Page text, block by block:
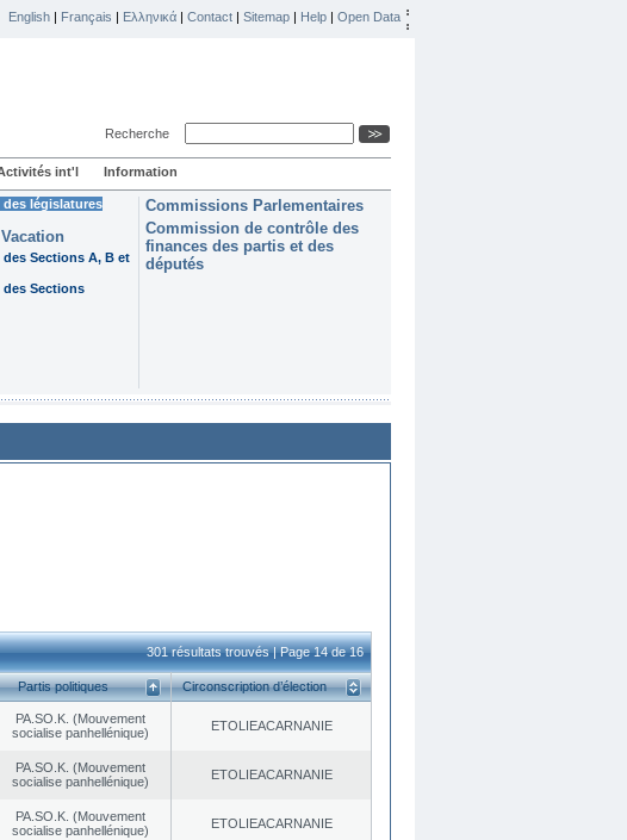
English | Français | Ελληνικά | Contact | Sitemap | Help | Open Data
Recherche
int'l Information
législatures
Sections A, B et
Sections
Commissions Parlementaires
Commission de contrôle des
finances des partis et des
députés
301 résultats trouvés | Page 14 de 16
Partis politiques Circonscription d’élection
PA.SO.K. (Mouvement
socialise panhellénique)
EΤOLIEACARNANIE
PA.SO.K. (Mouvement
socialise panhellénique)
EΤOLIEACARNANIE
PA.SO.K. (Mouvement
socialise panhellénique)
EΤOLIEACARNANIE